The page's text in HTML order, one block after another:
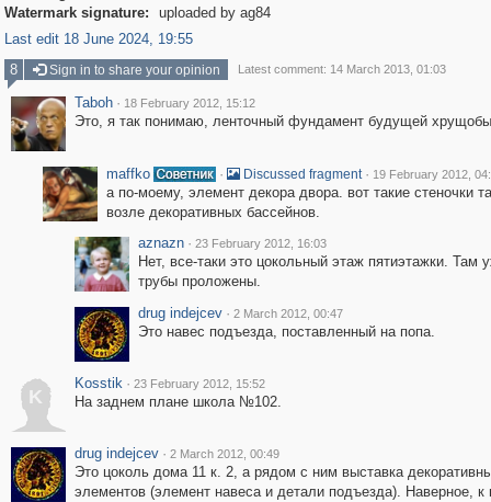
Watermark signature:
uploaded by ag84
Last edit 18 June 2024, 19:55
8
Sign in to share your opinion Latest comment: 14 March 2013, 01:03
Taboh · 18 February 2012, 15:12
Это, я так понимаю, ленточный фундамент будущей
maffko · Discussed fragment · 19 February 2012,
а по-моему, элемент декора двора. вот такие стеночки
возле декоративных бассейнов.
aznazn · 23 February 2012, 16:03
Нет, все-таки это цокольный этаж пятиэтажки. Там
трубы проложены.
drug indejcev · 2 March 2012, 00:47
Это навес подъезда, поставленный на попа.
K
Kosstik · 23 February 2012, 15:52
На заднем плане школа №102.
drug indejcev · 2 March 2012, 00:49
Это цоколь дома 11 к. 2, а рядом с ним выставка
элементов (элемент навеса и детали подъезда). Наверное, к